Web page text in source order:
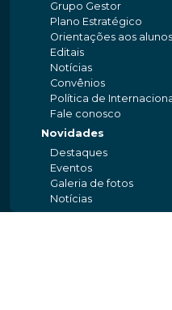
Grupo Gestor
Plano Estratégico
Orientações aos alunos
Editais
Notícias
Convênios
Política de
Fale conosco
Novidades
Destaques
Eventos
Galeria de fotos
Notícias